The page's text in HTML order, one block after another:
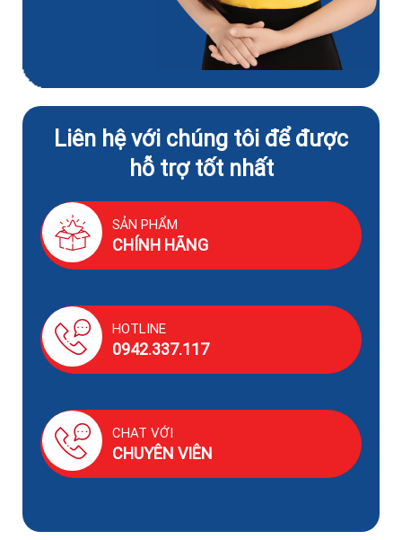
Liên hệ với chúng tôi để được
hỗ trợ tốt nhất
SẢN PHẨM
CHÍNH HÃNG
HOTLINE
0942.337.117
CHAT VỚI
CHUYÊN VIÊN